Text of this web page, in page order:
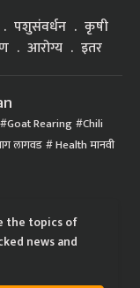
पशुसंवर्धन
कृषी
आरोग्य इतर
Goat Rearing Chili
लागवड Health मानवी
the topics of
news and